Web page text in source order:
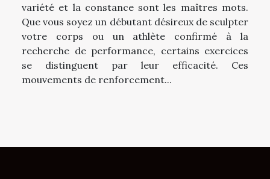
variété et la constance sont les maîtres mots.
Que vous soyez un débutant désireux de sculpter
votre corps ou un athlète confirmé à la
recherche de performance, certains exercices
se distinguent par leur efficacité. Ces
mouvements de renforcement...